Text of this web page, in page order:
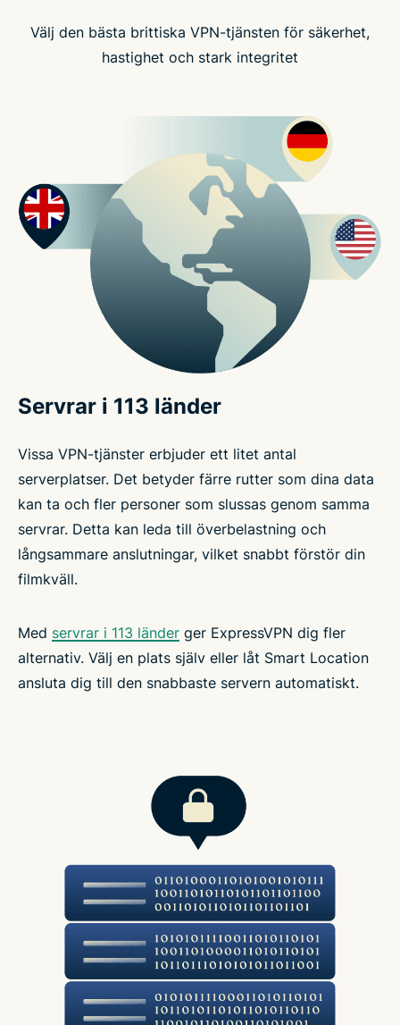
Välj den bästa brittiska VPN-tjänsten för säkerhet,
hastighet och stark integritet
Servrar i 113 länder
Vissa VPN-tjänster erbjuder ett litet antal
serverplatser. Det betyder färre rutter som dina data
kan ta och fler personer som slussas genom samma
servrar. Detta kan leda till överbelastning och
långsammare anslutningar, vilket snabbt förstör din
filmkväll.
Med servrar i 113 länder ger ExpressVPN dig fler
alternativ. Välj en plats själv eller låt Smart Location
ansluta dig till den snabbaste servern automatiskt.